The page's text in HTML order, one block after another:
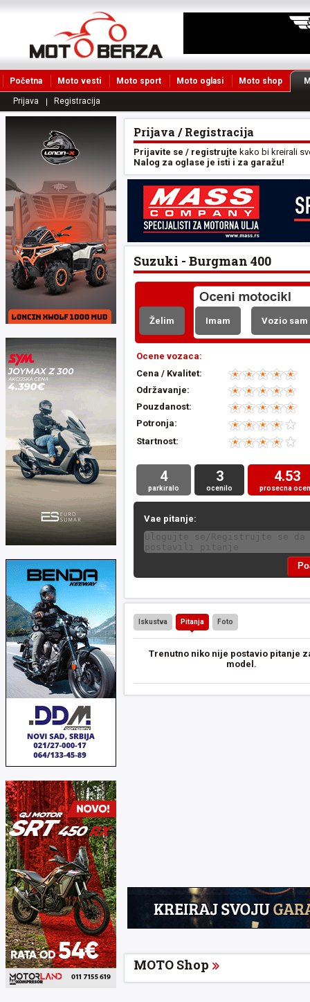
Početna Moto vesti Moto sport Moto oglasi Moto shop
Prijava Registracija
Prijava / Registracija
Prijavite se / registrujte kako bi kreirali
Nalog za oglase je isti i za garažu!
Suzuki - Burgman 400
Želim Imam Vozio sam
Ocene vozaca:
Cena / Kvalitet:
Održavanje:
Pouzdanost:
Potronja:
Startnost:
4
parkiralo
3
ocenilo
4.53
prosecna
Vae pitanje:
Iskustva Pitanja Foto
Trenutno niko nije postavio pitanje
model.
MOTO Shop